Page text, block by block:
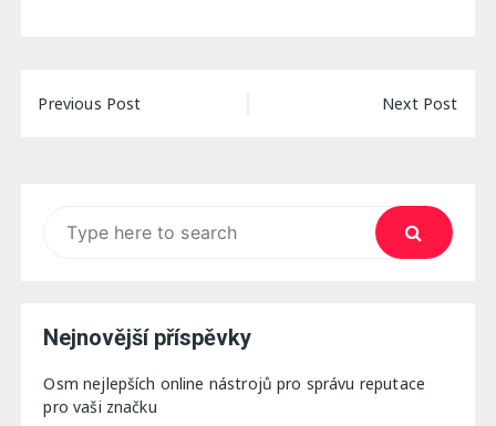
Navigace
Previous Post Next Post
Nejnovější příspěvky
Osm nejlepších online nástrojů pro správu reputace
pro vaši značku